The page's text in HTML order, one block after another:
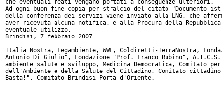
che eventuali reati vengano portati a conseguenze ulteriori.
Ad ogni buon fine copia per stralcio del citato "Documento
della conferenza dei servizi viene inviato alla LNG, che
aver ricevuta alcuna notifica, e alla Procura della
eventuale utilizzo.
Brindisi, 7 febbraio 2007
Italia Nostra, Legambiente, WWF, Coldiretti-TerraNostra,
Antonio Di Giulio", Fondazione "Prof. Franco Rubino", A.I.C.S.,
ambiente salute e sviluppo, Medicina Democratica, Comitato
dell'Ambiente e della Salute del Cittadino, Comitato cittadino
Basta!", Comitato Brindisi Porta d'Oriente.